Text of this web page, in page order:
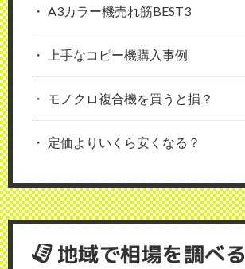
A3カラー機売れ筋BEST3
上手なコピー機購入事例
モノクロ複合機を買うと損？
定価よりいくら安くなる？
地域で相場を調べる